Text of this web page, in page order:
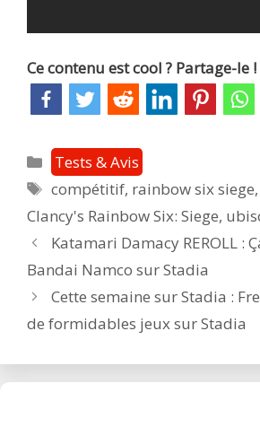
Ce contenu est cool ? Partage-le !
Catégories
Tests & Avis
Étiquettes
compétitif, rainbow six siege
Clancy's Rainbow Six: Siege,
Post
navigation
Katamari Damacy REROLL :
Bandai Namco sur Stadia
Cette semaine sur Stadia :
de formidables jeux sur Stadia